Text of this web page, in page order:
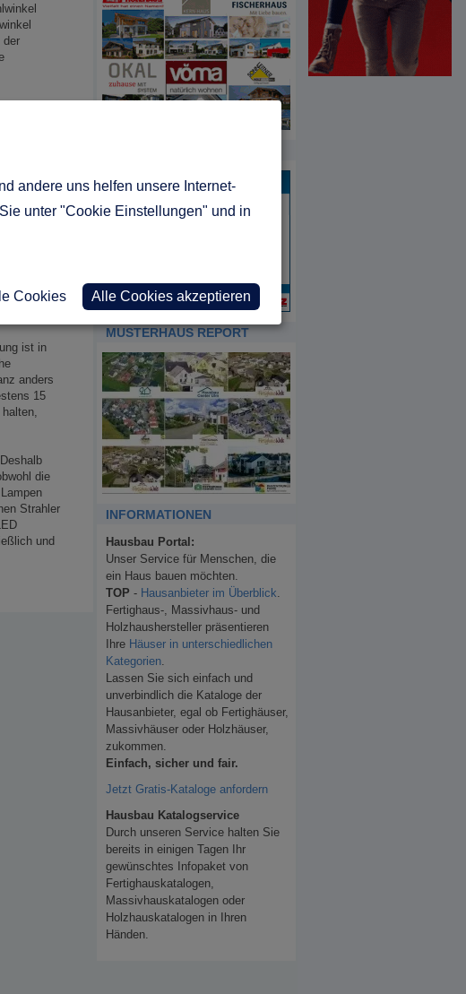
der
ein
werden
lassen
wie
35°
größere
ist in
anders
15
die
Strahler
und
MUSTERHAUS REPORT
INFORMATIONEN
Hausbau Portal:
Unser Service für Menschen, die
ein Haus bauen möchten.
TOP - Hausanbieter im Überblick
Fertighaus-, Massivhaus- und
Holzhaushersteller präsentieren
Ihre Häuser in unterschiedlichen
Kategorien
Lassen Sie sich einfach und
unverbindlich die Kataloge der
Hausanbieter, egal ob Fertighäuser,
Massivhäuser oder Holzhäuser,
zukommen.
Einfach, sicher und fair.
Jetzt Gratis-Kataloge anfordern
Hausbau Katalogservice
Durch unseren Service halten Sie
bereits in einigen Tagen Ihr
gewünschtes Infopaket von
Fertighauskatalogen,
Massivhauskatalogen oder
Holzhauskatalogen in Ihren
Händen.
andere uns helfen unsere Internet-
unter "Cookie Einstellungen" und in
Cookies Alle Cookies akzeptieren